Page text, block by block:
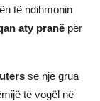
të ndihmonin
aty pranë për
se një grua
të vogël në